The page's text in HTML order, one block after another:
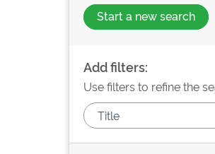
Start a new search
Add filters:
Use filters to refine the